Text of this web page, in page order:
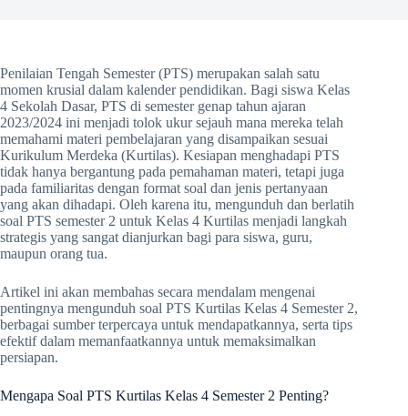
Penilaian Tengah Semester (PTS) merupakan salah satu
momen krusial dalam kalender pendidikan. Bagi siswa Kelas
4 Sekolah Dasar, PTS di semester genap tahun ajaran
2023/2024 ini menjadi tolok ukur sejauh mana mereka telah
memahami materi pembelajaran yang disampaikan sesuai
Kurikulum Merdeka (Kurtilas). Kesiapan menghadapi PTS
tidak hanya bergantung pada pemahaman materi, tetapi juga
pada familiaritas dengan format soal dan jenis pertanyaan
yang akan dihadapi. Oleh karena itu, mengunduh dan berlatih
soal PTS semester 2 untuk Kelas 4 Kurtilas menjadi langkah
strategis yang sangat dianjurkan bagi para siswa, guru,
maupun orang tua.
Artikel ini akan membahas secara mendalam mengenai
pentingnya mengunduh soal PTS Kurtilas Kelas 4 Semester 2,
berbagai sumber terpercaya untuk mendapatkannya, serta tips
efektif dalam memanfaatkannya untuk memaksimalkan
persiapan.
Mengapa Soal PTS Kurtilas Kelas 4 Semester 2 Penting?